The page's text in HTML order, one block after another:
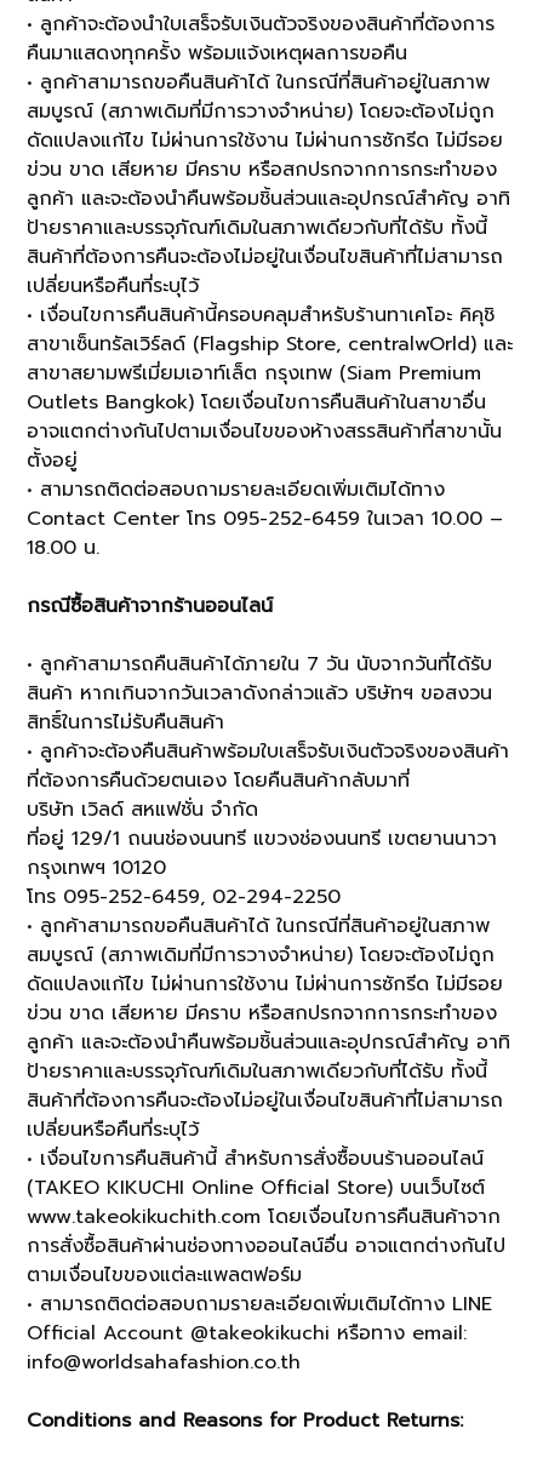
• ลูกค้าจะต้องนำใบเสร็จรับเงินตัวจริงของสินค้าที่ต้องการ
คืนมาแสดงทุกครั้ง พร้อมแจ้งเหตุผลการขอคืน
• ลูกค้าสามารถขอคืนสินค้าได้ ในกรณีที่สินค้าอยู่ในสภาพ
สมบูรณ์ (สภาพเดิมที่มีการวางจำหน่าย) โดยจะต้องไม่ถูก
ดัดแปลงแก้ไข ไม่ผ่านการใช้งาน ไม่ผ่านการซักรีด ไม่มีรอย
ข่วน ขาด เสียหาย มีคราบ หรือสกปรกจากการกระทำของ
ลูกค้า และจะต้องนำคืนพร้อมชิ้นส่วนและอุปกรณ์สำคัญ อาทิ
ป้ายราคาและบรรจุภัณฑ์เดิมในสภาพเดียวกับที่ได้รับ ทั้งนี้
สินค้าที่ต้องการคืนจะต้องไม่อยู่ในเงื่อนไขสินค้าที่ไม่สามารถ
เปลี่ยนหรือคืนที่ระบุไว้
• เงื่อนไขการคืนสินค้านี้ครอบคลุมสำหรับร้านทาเคโอะ คิคุชิ
สาขาเซ็นทรัลเวิร์ลด์ (Flagship Store, centralwOrld) และ
สาขาสยามพรีเมี่ยมเอาท์เล็ต กรุงเทพ (Siam Premium
Outlets Bangkok) โดยเงื่อนไขการคืนสินค้าในสาขาอื่น
อาจแตกต่างกันไปตามเงื่อนไขของห้างสรรสินค้าที่สาขานั้น
ตั้งอยู่
• สามารถติดต่อสอบถามรายละเอียดเพิ่มเติมได้ทาง
Contact Center โทร 095-252-6459 ในเวลา 10.00 –
18.00 น.
กรณีซื้อสินค้าจากร้านออนไลน์
• ลูกค้าสามารถคืนสินค้าได้ภายใน 7 วัน นับจากวันที่ได้รับ
สินค้า หากเกินจากวันเวลาดังกล่าวแล้ว บริษัทฯ ขอสงวน
สิทธิ์ในการไม่รับคืนสินค้า
• ลูกค้าจะต้องคืนสินค้าพร้อมใบเสร็จรับเงินตัวจริงของสินค้า
ที่ต้องการคืนด้วยตนเอง โดยคืนสินค้ากลับมาที่
บริษัท เวิลด์ สหแฟชั่น จำกัด
ที่อยู่ 129/1 ถนนช่องนนทรี แขวงช่องนนทรี เขตยานนาวา
กรุงเทพฯ 10120
โทร 095-252-6459, 02-294-2250
• ลูกค้าสามารถขอคืนสินค้าได้ ในกรณีที่สินค้าอยู่ในสภาพ
สมบูรณ์ (สภาพเดิมที่มีการวางจำหน่าย) โดยจะต้องไม่ถูก
ดัดแปลงแก้ไข ไม่ผ่านการใช้งาน ไม่ผ่านการซักรีด ไม่มีรอย
ข่วน ขาด เสียหาย มีคราบ หรือสกปรกจากการกระทำของ
ลูกค้า และจะต้องนำคืนพร้อมชิ้นส่วนและอุปกรณ์สำคัญ อาทิ
ป้ายราคาและบรรจุภัณฑ์เดิมในสภาพเดียวกับที่ได้รับ ทั้งนี้
สินค้าที่ต้องการคืนจะต้องไม่อยู่ในเงื่อนไขสินค้าที่ไม่สามารถ
เปลี่ยนหรือคืนที่ระบุไว้
• เงื่อนไขการคืนสินค้านี้ สำหรับการสั่งซื้อบนร้านออนไลน์
(TAKEO KIKUCHI Online Official Store) บนเว็บไซต์
www.takeokikuchith.com โดยเงื่อนไขการคืนสินค้าจาก
การสั่งซื้อสินค้าผ่านช่องทางออนไลน์อื่น อาจแตกต่างกันไป
ตามเงื่อนไขของแต่ละแพลตฟอร์ม
• สามารถติดต่อสอบถามรายละเอียดเพิ่มเติมได้ทาง LINE
Official Account @takeokikuchi หรือทาง email:
info@worldsahafashion.co.th
Conditions and Reasons for Product Returns: